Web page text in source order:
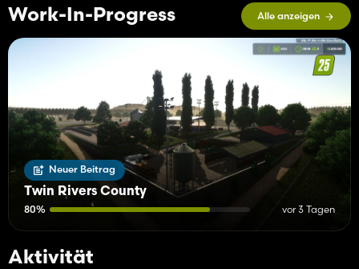
Work-In-Progress Alle anzeigen
Neuer Beitrag
Twin Rivers County
80% vor 3 Tagen
Aktivität